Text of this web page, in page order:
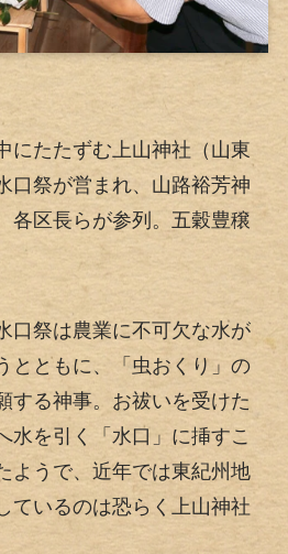
たたずむ上山神社（山東
口祭が営まれ、山路裕芳神
各区長らが参列。五穀豊穣
口祭は農業に不可欠な水が
とともに、「虫おくり」の
する神事。お祓いを受けた
水を引く「水口」に挿すこ
ようで、近年では東紀州地
ているのは恐らく上山神社